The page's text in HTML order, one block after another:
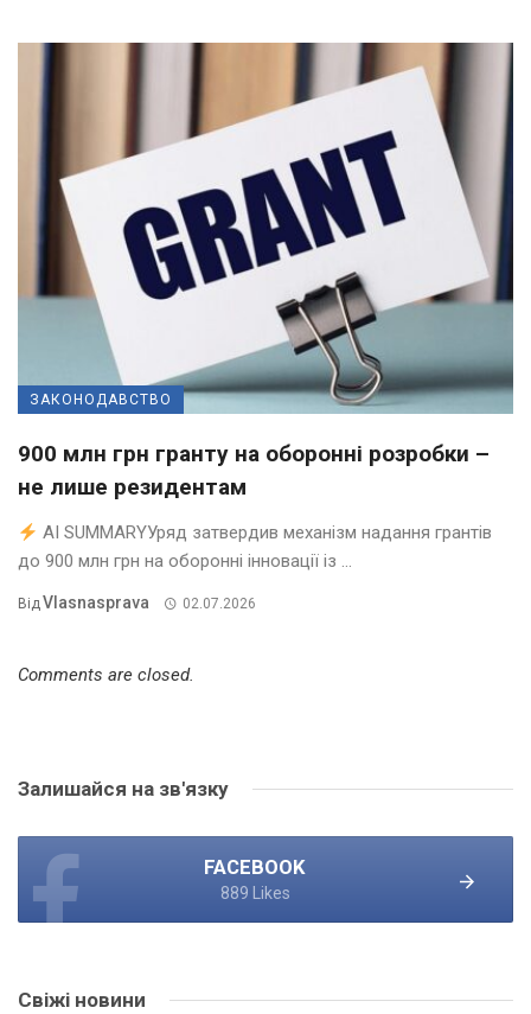
ЗАКОНОДАВСТВО
900 млн грн гранту на оборонні розробки –
не лише резидентам
AI SUMMARYУряд затвердив механізм надання грантів
до 900 млн грн на оборонні інновації із ...
ВідVlasnasprava 02.07.2026
Comments are closed.
Залишайся на зв'язку
FACEBOOK
889 Likes
Свіжі новини